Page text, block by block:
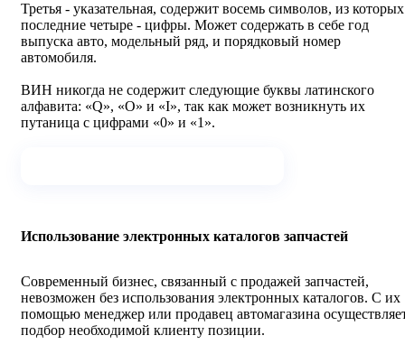
Третья - указательная, содержит восемь символов, из которых
последние четыре - цифры. Может содержать в себе год
выпуска авто, модельный ряд, и порядковый номер
автомобиля.
ВИН никогда не содержит следующие буквы латинского
алфавита: «Q», «O» и «I», так как может возникнуть их
путаница с цифрами «0» и «1».
Использование электронных каталогов запчастей
Современный бизнес, связанный с продажей запчастей,
невозможен без использования электронных каталогов. С их
помощью менеджер или продавец автомагазина
подбор необходимой клиенту позиции.